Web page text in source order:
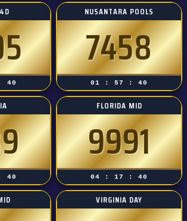
39
NUSANTARA POOLS
7458
01 : 57 : 39
39
FLORIDA MID
9991
04 : 17 : 39
VIRGINIA DAY